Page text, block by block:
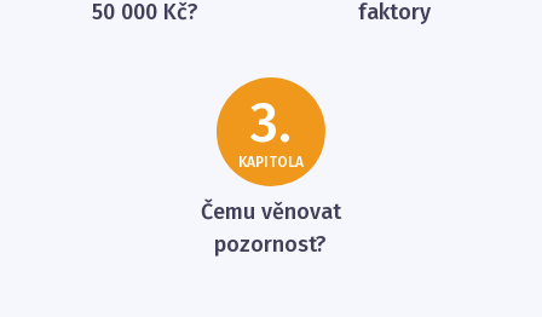
50 000 Kč?
faktory
3.
KAPITOLA
Čemu věnovat
pozornost?